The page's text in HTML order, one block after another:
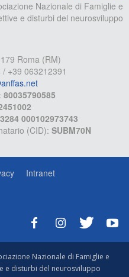
Nazionale di Famiglie e
e disturbi del neurosviluppo
Roma (RM)
+39 063212391
000102973743
(CID): SUBM70N
Intranet
Nazionale di Famiglie e
e disturbi del neurosviluppo